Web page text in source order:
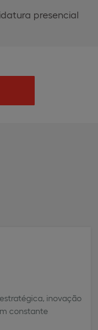
presencial
inovação
constante